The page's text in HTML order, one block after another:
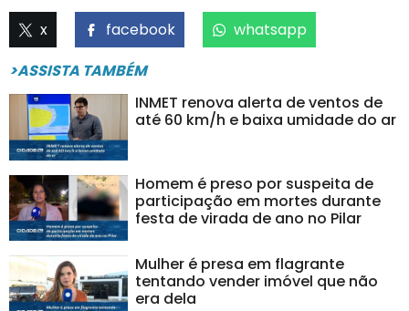
x facebook
whatsapp
>ASSISTA TAMBÉM
INMET renova alerta de ventos de
até 60 km/h e baixa umidade do ar
Homem é preso por suspeita de
participação em mortes durante
festa de virada de ano no Pilar
Mulher é presa em flagrante
tentando vender imóvel que não
era dela